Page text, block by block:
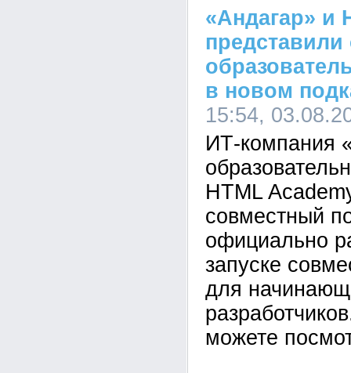
«Андагар» и
в новом
15:54,
ИТ-компания
HTML
совместный
официально
запуске
для
можете